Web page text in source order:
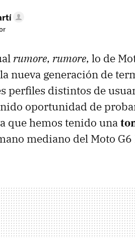
rumore, rumore, lo de
nueva generación de
perfiles distintos de
oportunidad de
que hemos tenido una
mediano del Moto G6